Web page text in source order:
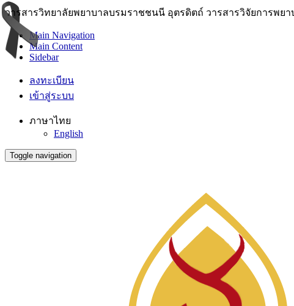
วารสารวิทยาลัยพยาบาลบรมราชชนนี อุตรดิตถ์ วารสารวิจัยการพยาบา
Main Navigation
Main Content
Sidebar
ลงทะเบียน
เข้าสู่ระบบ
ภาษาไทย
English
Toggle navigation